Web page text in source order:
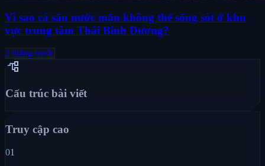
Vì sao cá sấu nước mặn không thể sống sót ở khu
vực trung tâm Thái Bình Dương?
2 tháng trước
account_tree
Cấu trúc bài viết
Truy cập cao
01